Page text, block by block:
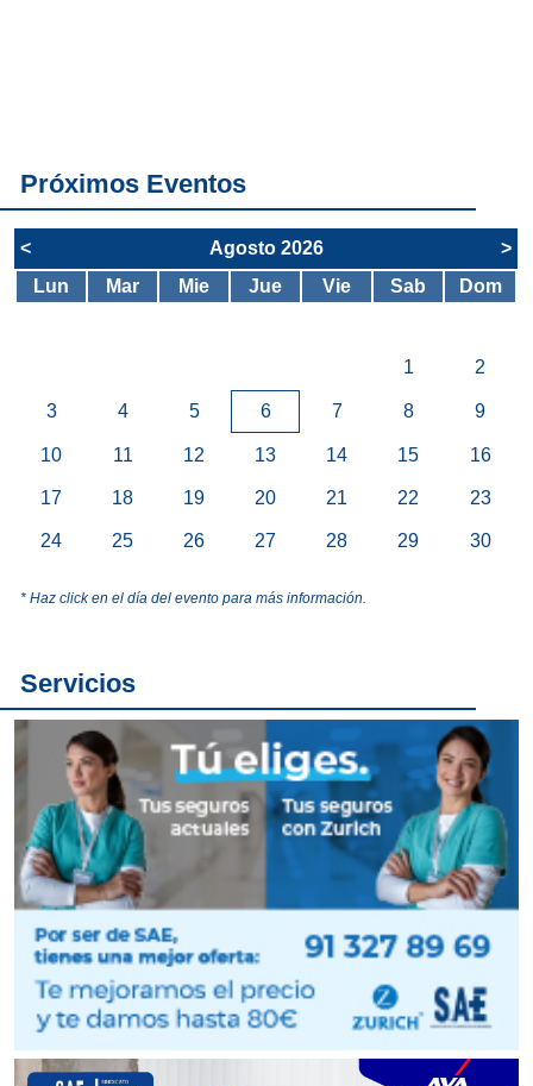
Próximos Eventos
< Agosto 2026
>
Lun
Mar Mie Jue Vie Sab Dom
1 2
3 4 5 6 7 8 9
10 11 12 13 14 15 16
17 18 19 20 21 22 23
24 25 26 27 28 29 30
* Haz click en el día del evento para más información.
Servicios